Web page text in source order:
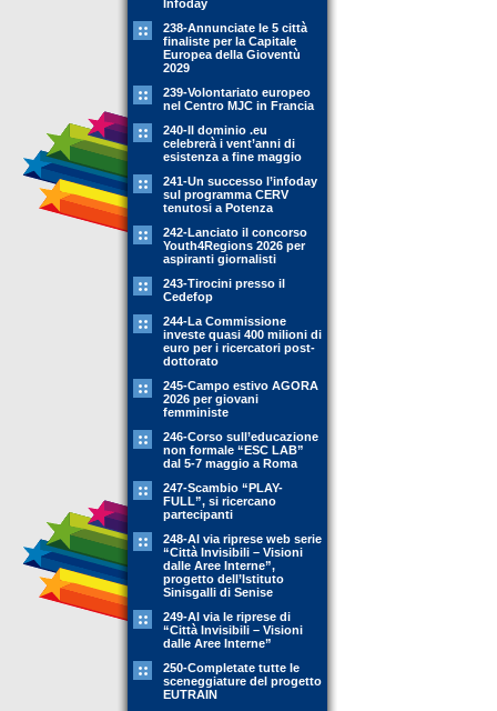
Infoday
238-Annunciate le 5 città
finaliste per la Capitale
Europea della Gioventù
2029
239-Volontariato europeo
nel Centro MJC in Francia
240-Il dominio .eu
celebrerà i vent’anni di
esistenza a fine maggio
241-Un successo l’infoday
sul programma CERV
tenutosi a Potenza
242-Lanciato il concorso
Youth4Regions 2026 per
aspiranti giornalisti
243-Tirocini presso il
Cedefop
244-La Commissione
investe quasi 400 milioni di
euro per i ricercatori post-
dottorato
245-Campo estivo AGORA
2026 per giovani
femministe
246-Corso sull’educazione
non formale “ESC LAB”
dal 5-7 maggio a Roma
247-Scambio “PLAY-
FULL”, si ricercano
partecipanti
248-Al via riprese web serie
“Città Invisibili – Visioni
dalle Aree Interne”,
progetto dell’Istituto
Sinisgalli di Senise
249-Al via le riprese di
“Città Invisibili – Visioni
dalle Aree Interne”
250-Completate tutte le
sceneggiature del progetto
EUTRAIN